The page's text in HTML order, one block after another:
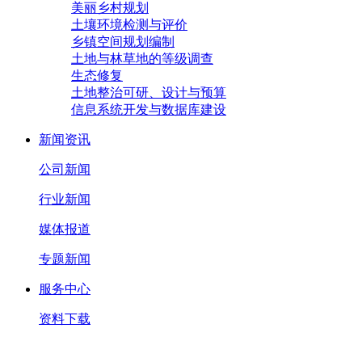
美丽乡村规划
土壤环境检测与评价
乡镇空间规划编制
土地与林草地的等级调查
生态修复
土地整治可研、设计与预算
信息系统开发与数据库建设
新闻资讯
公司新闻
行业新闻
媒体报道
专题新闻
服务中心
资料下载